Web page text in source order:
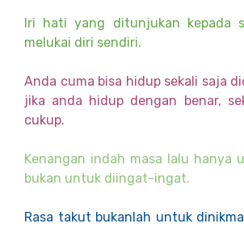
Iri hati yang ditunjukan kepada
melukai diri sendiri.
Anda cuma bisa hidup sekali saja
jika anda hidup dengan benar,
cukup.
Kenangan indah masa lalu hanya
bukan untuk diingat-ingat.
Rasa takut bukanlah untuk